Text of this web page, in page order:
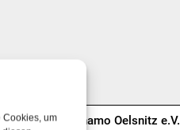
Cookies, um
Judoclub Dynamo Oelsnitz e.V.